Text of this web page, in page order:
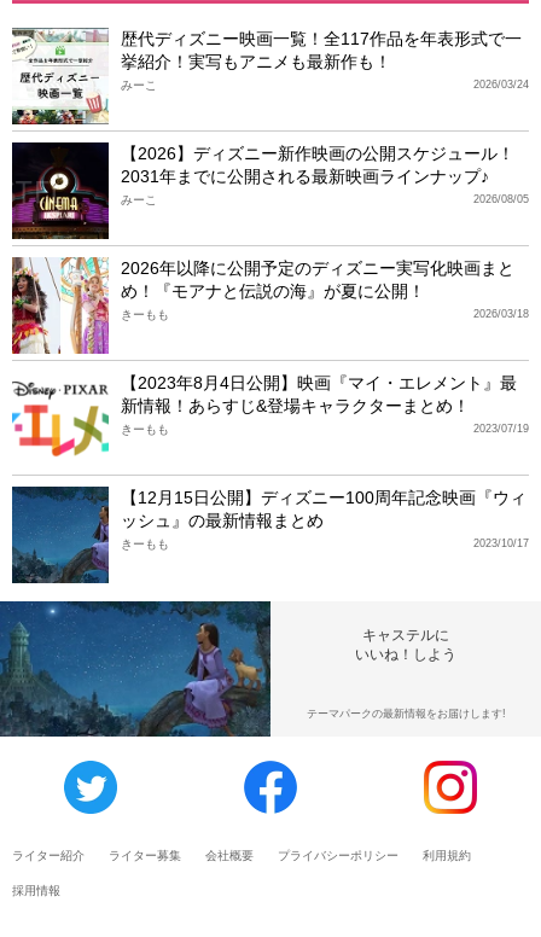
歴代ディズニー映画一覧！全117作品を年表形式で一
挙紹介！実写もアニメも最新作も！
2026/03/24
みーこ
【2026】ディズニー新作映画の公開スケジュール！
2031年までに公開される最新映画ラインナップ♪
2026/08/05
みーこ
2026年以降に公開予定のディズニー実写化映画まと
め！『モアナと伝説の海』が夏に公開！
2026/03/18
きーもも
【2023年8月4日公開】映画『マイ・エレメント』最
新情報！あらすじ&登場キャラクターまとめ！
2023/07/19
きーもも
【12月15日公開】ディズニー100周年記念映画『ウィ
ッシュ』の最新情報まとめ
2023/10/17
きーもも
キャステルに
いいね！しよう
テーマパークの最新情報をお届けします!
ライター紹介 ライター募集 会社概要 プライバシーポリシー 利用規約
採用情報